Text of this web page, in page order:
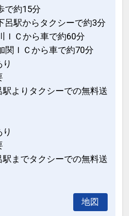
で約15分
呂駅からタクシーで約3分
ＩＣから車で約60分
関ＩＣから車で約70分
よりタクシーでの無料送
までタクシーでの無料送
地図